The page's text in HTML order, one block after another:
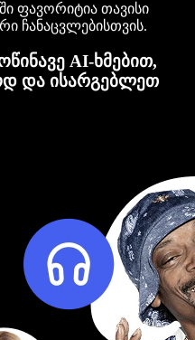
ფავორიტია თავისი
ჩანაცვლებისთვის.
AI-ხმებით,
და ისარგებლეთ